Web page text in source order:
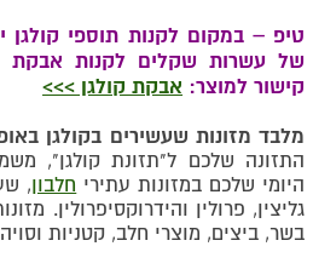
טיפ – במקום לקנות תוספי קולגן
של עשרות שקלים לקנות אבקת
קישור למוצר: אבקת קולגן >>>
מלבד מזונות שעשירים בקולגן
התזונה שלכם ל"תזונת קולגן",
היומי שלכם במזונות עתירי חלבון,
גליצין, פרולין והידרוקסיפרולין.
בשר, ביצים, מוצרי חלב, קטניות וסויה